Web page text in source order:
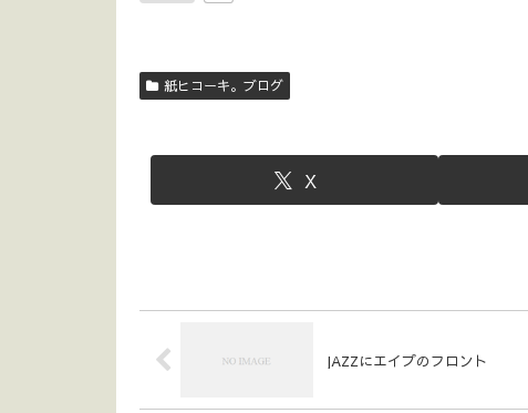
紙ヒコーキ。ブログ
X
JAZZにエイプのフロント